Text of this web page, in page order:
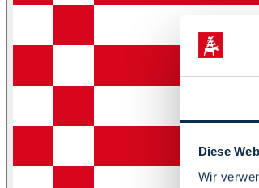
Diese
Wir